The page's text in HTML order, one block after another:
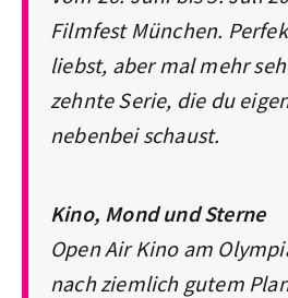
Filmfest München.
liebst, aber mal mehr
zehnte Serie, die du
nebenbei schaust.
Kino, Mond und Sterne
Open Air Kino am
nach ziemlich gutem